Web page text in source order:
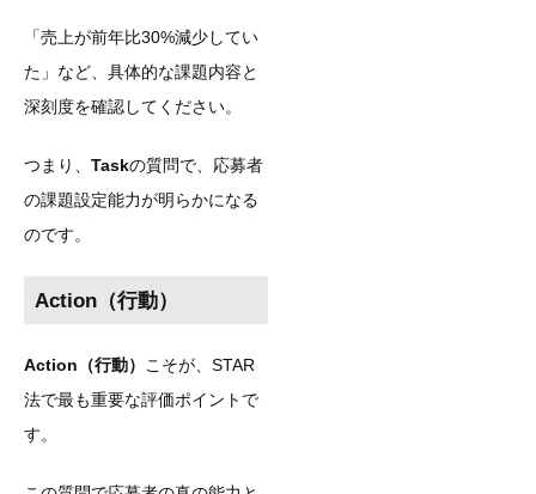
「売上が前年比30%減少してい
た」など、具体的な課題内容と
深刻度を確認してください。
つまり、 Taskの質問で、応募者
の課題設定能力が明らかになる
のです。
Action（行動）
Action（行動） こそが、STAR
法で最も重要な評価ポイントで
す。